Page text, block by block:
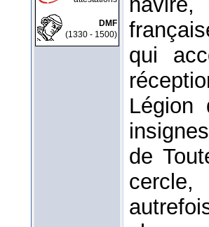
DMF
(1330 - 1500)
qui
de